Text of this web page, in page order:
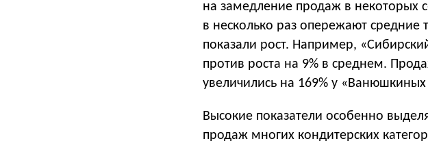
на замедление продаж в некоторых
в несколько раз опережают
показали рост. Например,
против роста на 9% в среднем.
увеличились на 169% у «Ванюшкиных
Высокие показатели особенно
продаж многих кондитерских